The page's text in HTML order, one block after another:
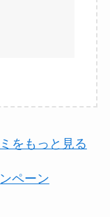
をもっと見る
ペーン